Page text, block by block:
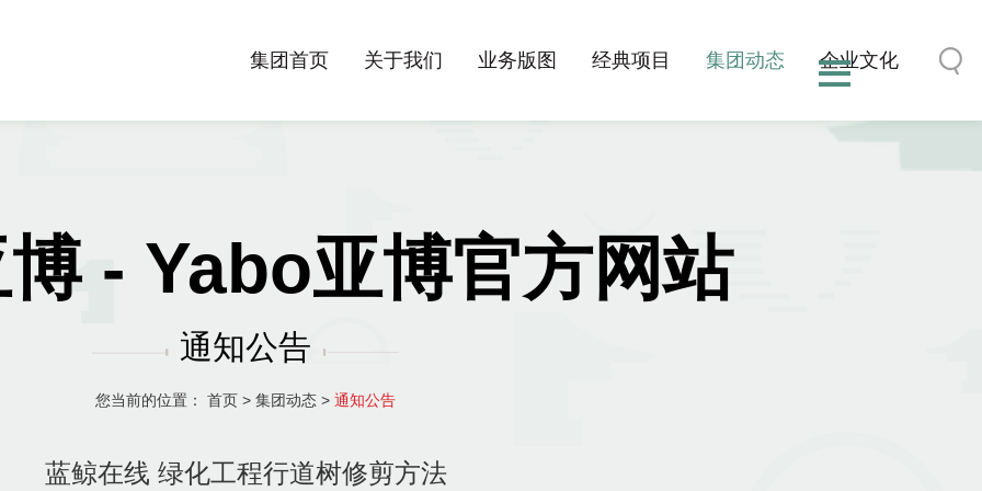
集团首页 关于我们 业务版图 经典项目 集团动态 企业文化
- Yabo亚博官方网站
通知公告
您当前的位置： 首页 > 集团动态 > 通知公告
蓝鲸在线 绿化工程行道树修剪方法